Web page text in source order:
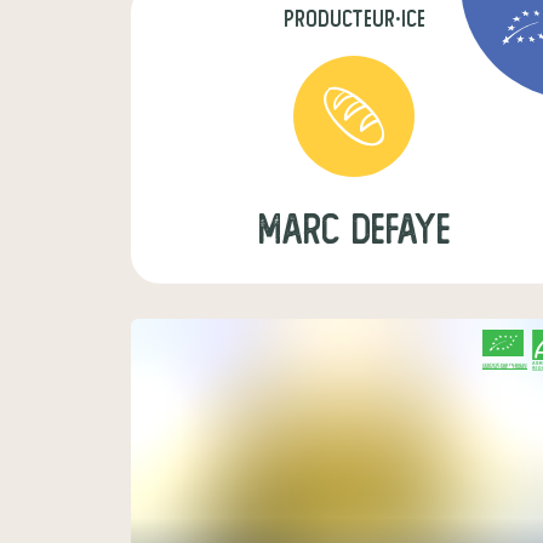
producteur·ice
marc defaye
CERTIFIÉ PAR FR-BIO-01
AGRICULTURE FRANCE